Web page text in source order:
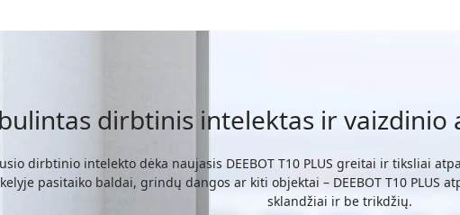
dirbtinis intelektas ir
dirbtinio intelekto dėka naujasis DEEBOT T10 PLUS greitai ir tiksliai
pasitaiko baldai, grindų dangos ar kiti objektai – DEEBOT T10 PLUS
sklandžiai ir be trikdžių.